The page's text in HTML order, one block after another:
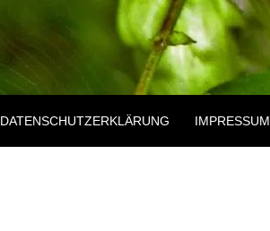
DATENSCHUTZERKLÄRUNG IMPRESSUM